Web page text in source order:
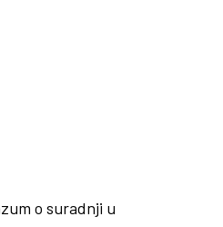
o suradnji u